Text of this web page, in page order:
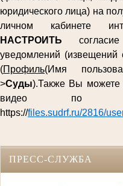
юридического лица) на
личном кабинете
НАСТРОИТЬ
уведомлений (извещений
(Профиль(Имя
>Суды).Также Вы можете
видео по
https://files.sudrf.ru/2816/
ПРЕСС-СЛУЖБА